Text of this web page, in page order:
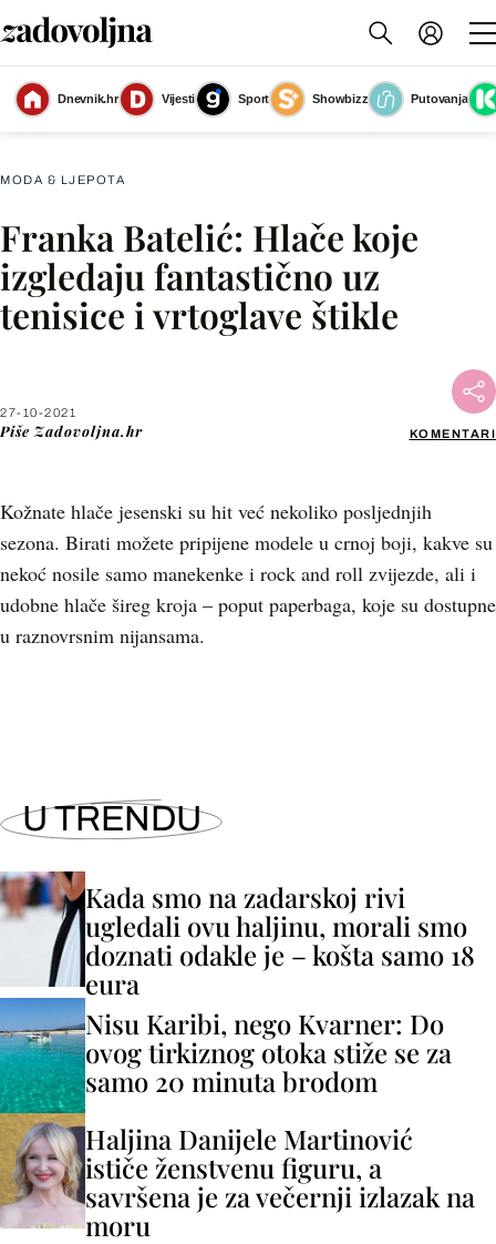
Dnevnik.hr Vijesti Sport Showbizz
Putovanja
Slika nije dostupna
MODA & LJEPOTA
Franka Batelić: Hlače koje
izgledaju fantastično uz
tenisice i vrtoglave štikle
27-10-2021
Piše Zadovoljna.hr KOMENTARI
Kožnate hlače jesenski su hit već nekoliko posljednjih
sezona. Birati možete pripijene modele u crnoj boji, kakve su
nekoć nosile samo manekenke i rock and roll zvijezde, ali i
udobne hlače šireg kroja – poput paperbaga, koje su dostupne
u raznovrsnim nijansama.
Facebook
X
U TRENDU
Kada smo na zadarskoj rivi
ugledali ovu haljinu, morali smo
doznati odakle je – košta samo 18
eura
Nisu Karibi, nego Kvarner: Do
ovog tirkiznog otoka stiže se za
samo 20 minuta brodom
Haljina Danijele Martinović
ističe ženstvenu figuru, a
savršena je za večernji izlazak na
moru